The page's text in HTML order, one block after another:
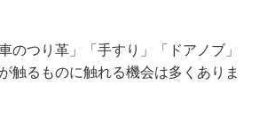
のつり革」「手すり」「ドアノブ」
触るものに触れる機会は多くありま